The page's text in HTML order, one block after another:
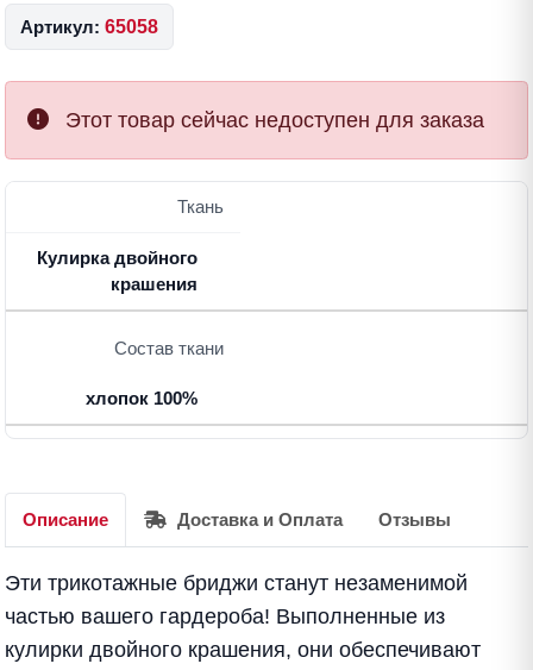
Артикул: 65058
Этот товар сейчас недоступен для заказа
Ткань
Кулирка двойного
крашения
Состав ткани
хлопок 100%
Описание Доставка и Оплата Отзывы
Эти трикотажные бриджи станут незаменимой
частью вашего гардероба! Выполненные из
кулирки двойного крашения, они обеспечивают